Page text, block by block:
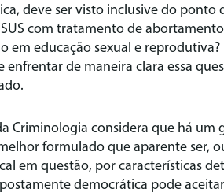
deve ser visto inclusive do ponto
com tratamento de
em educação sexual e reprodutiva?
de maneira clara essa
Criminologia considera que há um
formulado que aparente ser,
em questão, por características
democrática pode